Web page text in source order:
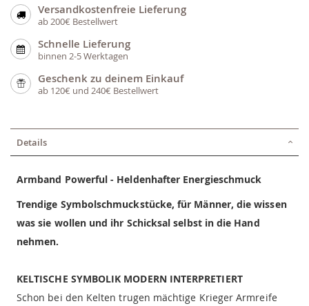
Versandkostenfreie Lieferung
ab 200€ Bestellwert
Schnelle Lieferung
binnen 2-5 Werktagen
Geschenk zu deinem Einkauf
ab 120€ und 240€ Bestellwert
Details
Armband Powerful - Heldenhafter Energieschmuck
Trendige Symbolschmuckstücke, für Männer, die wissen
was sie wollen und ihr Schicksal selbst in die Hand
nehmen.
KELTISCHE SYMBOLIK MODERN INTERPRETIERT
Schon bei den Kelten trugen mächtige Krieger Armreife